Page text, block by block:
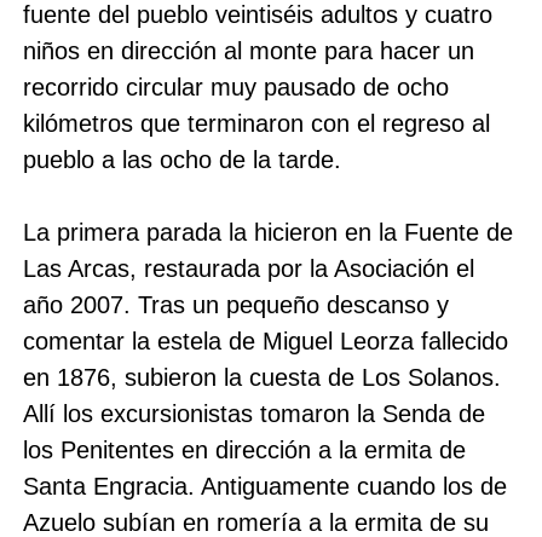
fuente del pueblo veintiséis adultos y cuatro
niños en dirección al monte para hacer un
recorrido circular muy pausado de ocho
kilómetros que terminaron con el regreso al
pueblo a las ocho de la tarde.
La primera parada la hicieron en la Fuente de
Las Arcas, restaurada por la Asociación el
año 2007. Tras un pequeño descanso y
comentar la estela de Miguel Leorza fallecido
en 1876, subieron la cuesta de Los Solanos.
Allí los excursionistas tomaron la Senda de
los Penitentes en dirección a la ermita de
Santa Engracia. Antiguamente cuando los de
Azuelo subían en romería a la ermita de su